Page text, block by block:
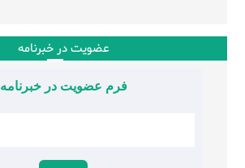
عضویت در خبرنامه
فرم عضویت در خبرنامه